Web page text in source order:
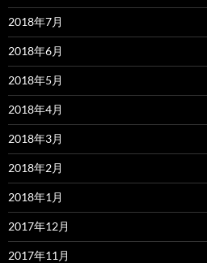
2018年7月
2018年6月
2018年5月
2018年4月
2018年3月
2018年2月
2018年1月
2017年12月
2017年11月